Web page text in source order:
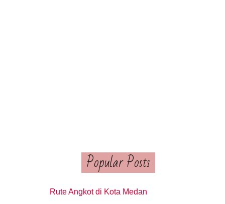
Popular Posts
Rute Angkot di Kota Medan